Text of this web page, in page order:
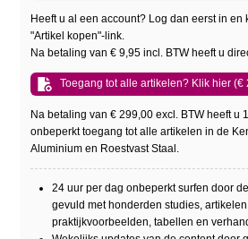
Heeft u al een account? Log dan eerst in en
"Artikel kopen"-link.
Na betaling van € 9,95 incl. BTW heeft u
Toegang tot alle artikelen? Klik hier (€
Na betaling van € 299,00 excl. BTW heeft u
onbeperkt toegang tot alle artikelen in de
Aluminium en Roestvast Staal.
24 uur per dag onbeperkt surfen door
gevuld met honderden studies,
praktijkvoorbeelden, tabellen en